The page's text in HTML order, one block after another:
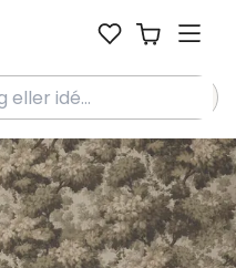
idé...